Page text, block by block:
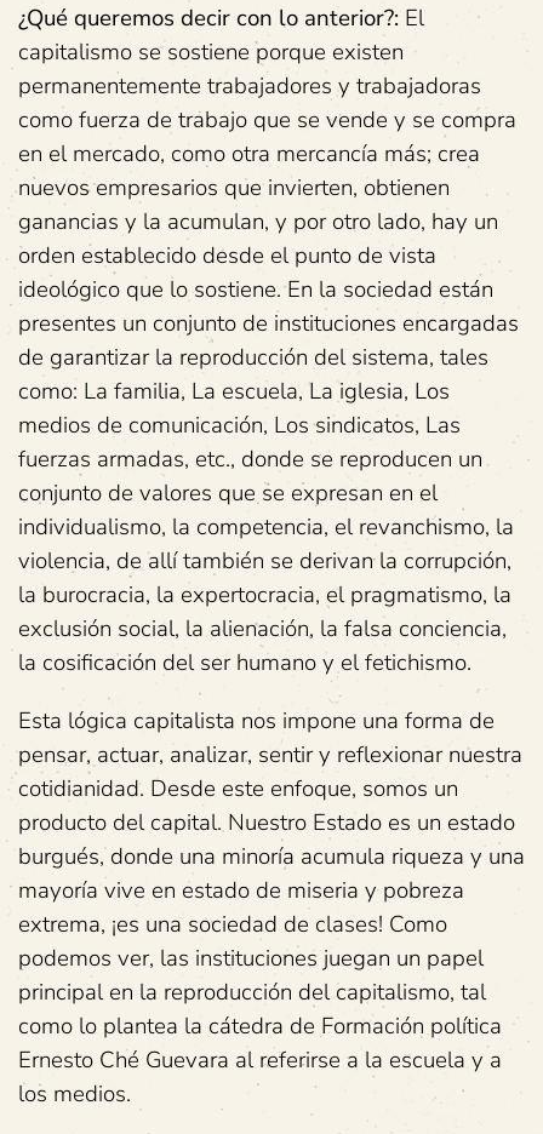
¿Qué queremos decir con lo anterior?: El
capitalismo se sostiene porque existen
permanentemente trabajadores y trabajadoras
como fuerza de trabajo que se vende y se compra
en el mercado, como otra mercancía más; crea
nuevos empresarios que invierten, obtienen
ganancias y la acumulan, y por otro lado, hay un
orden establecido desde el punto de vista
ideológico que lo sostiene. En la sociedad están
presentes un conjunto de instituciones encargadas
de garantizar la reproducción del sistema, tales
como: La familia, La escuela, La iglesia, Los
medios de comunicación, Los sindicatos, Las
fuerzas armadas, etc., donde se reproducen un
conjunto de valores que se expresan en el
individualismo, la competencia, el revanchismo, la
violencia, de allí también se derivan la corrupción,
la burocracia, la expertocracia, el pragmatismo, la
exclusión social, la alienación, la falsa conciencia,
la cosificación del ser humano y el fetichismo.
Esta lógica capitalista nos impone una forma de
pensar, actuar, analizar, sentir y reflexionar nuestra
cotidianidad. Desde este enfoque, somos un
producto del capital. Nuestro Estado es un estado
burgués, donde una minoría acumula riqueza y una
mayoría vive en estado de miseria y pobreza
extrema, ¡es una sociedad de clases! Como
podemos ver, las instituciones juegan un papel
principal en la reproducción del capitalismo, tal
como lo plantea la cátedra de Formación política
Ernesto Ché Guevara al referirse a la escuela y a
los medios.